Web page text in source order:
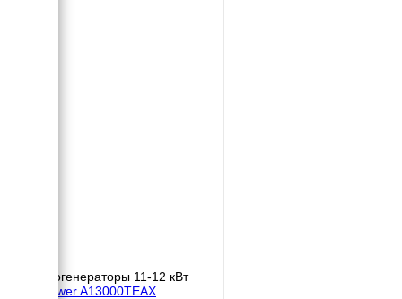
Бензогенераторы 11-12 кВт
A-iPower A13000TEAX